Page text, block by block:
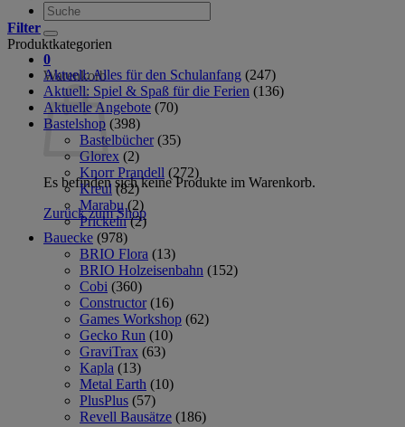
Suche
nach:
0
Warenkorb
Es befinden sich keine Produkte im Warenkorb.
Zurück zum Shop
Filter
Produktkategorien
Aktuell: Alles für den Schulanfang (247)
Aktuell: Spiel & Spaß für die Ferien (136)
Aktuelle Angebote (70)
Bastelshop (398)
Bastelbücher (35)
Glorex (2)
Knorr Prandell (272)
Kreul (82)
Marabu (2)
Prickeln (2)
Bauecke (978)
BRIO Flora (13)
BRIO Holzeisenbahn (152)
Cobi (360)
Constructor (16)
Games Workshop (62)
Gecko Run (10)
GraviTrax (63)
Kapla (13)
Metal Earth (10)
PlusPlus (57)
Revell Bausätze (186)